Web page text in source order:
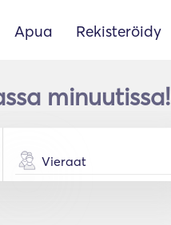
Apua Rekisteröidy
minuutissa!
Vieraat